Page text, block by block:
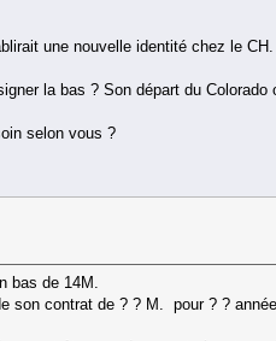
une nouvelle identité chez le CH.
la bas ? Son départ du Colorado
selon vous ?
bas de 14M.
son contrat de ? ? M. pour ? ?